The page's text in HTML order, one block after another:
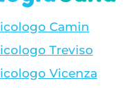
Camin
Treviso
Vicenza